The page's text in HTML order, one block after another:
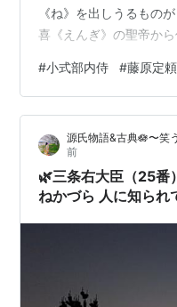
《ね》を出しうるもの
喜《えんぎ》の聖帝か
楽もいったんは 捨てて
鬱な気分になっており
のを、 聞き覚えて弾き
ますか私の祖父の親王
法師の僻耳《ひがみみ
のかもしれませんが、
#小式部内侍 #藤原定頼
源氏物語&古典🪷〜笑
前
🌿三条右大臣（25番
ねかづら 人に知られ